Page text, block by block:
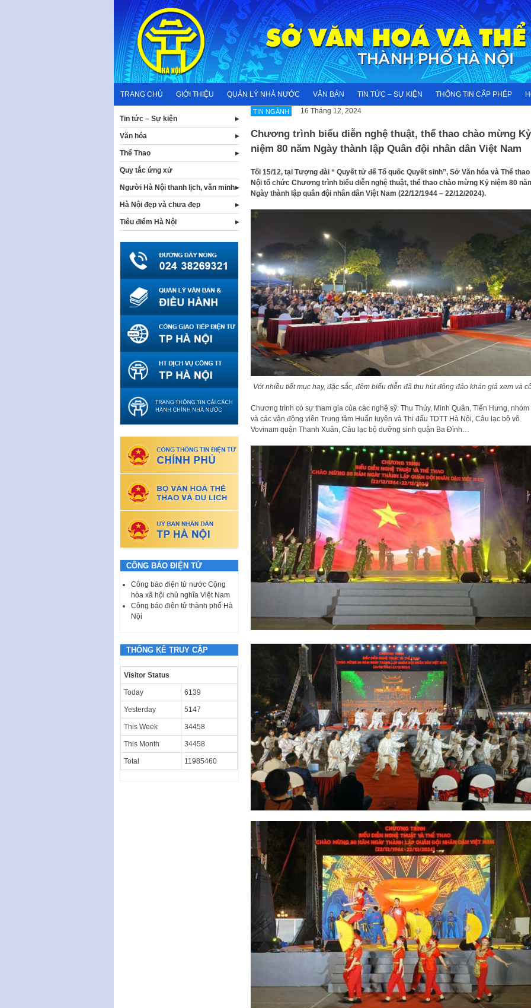
content
TRANG CHỦ GIỚI THIỆU QUẢN LÝ NHÀ NƯỚC VĂN BẢN TIN TỨC – SỰ KIỆN THÔNG TIN CẤP PHÉP
TIN NGÀNH 16 Tháng 12, 2024
Chương trình biểu diễn nghệ thuật, thể thao chào mừng Kỷ
niệm 80 năm Ngày thành lập Quân đội nhân dân Việt Nam
Tối 15/12, tại Tượng đài “ Quyết tử để Tổ quốc Quyết sinh”, Sở Văn hóa và Thể thao
Nội tổ chức Chương trình biểu diễn nghệ thuật, thể thao chào mừng Kỷ niệm 80
Ngày thành lập quân đội nhân dân Việt Nam (22/12/1944 – 22/12/2024).
Với nhiều tiết mục hay, đặc sắc, đêm biểu diễn đã thu hút đông đảo khán giả xem và
Chương trình có sự tham gia của các nghệ sỹ: Thu Thủy, Minh Quân, Tiến Hưng, nhóm
và các vận động viên Trung tâm Huấn luyện và Thi đấu TDTT Hà Nội, Câu lạc bộ võ
Vovinam quận Thanh Xuân, Câu lạc bộ dưỡng sinh quận Ba Đình…
Tin tức – Sự kiện
Văn hóa
Thể Thao
Quy tắc ứng xử
Người Hà Nội thanh lịch, văn minh
Hà Nội đẹp và chưa đẹp
Tiêu điểm Hà Nội
CÔNG BÁO ĐIỆN TỬ
Công báo điện tử nước Cộng
hòa xã hội chủ nghĩa Việt Nam
Công báo điện tử thành phố Hà
Nội
THỐNG KÊ TRUY CẬP
Visitor Status
Today 6139
Yesterday 5147
This Week 34458
This Month 34458
Total 11985460